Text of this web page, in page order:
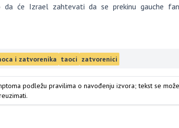
da će Izrael zahtevati da se prekinu gauche
i zatvorenika taoci zatvorenici
podležu pravilima o navođenju izvora; tekst se